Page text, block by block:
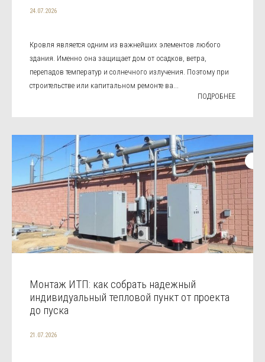
24.07.2026
Кровля является одним из важнейших элементов любого
здания. Именно она защищает дом от осадков, ветра,
перепадов температур и солнечного излучения. Поэтому при
строительстве или капитальном ремонте ва...
ПОДРОБНЕЕ
Монтаж ИТП: как собрать надежный
индивидуальный тепловой пункт от проекта
до пуска
21.07.2026